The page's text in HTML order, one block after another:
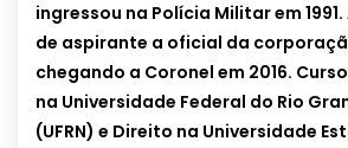
ingressou na Polícia Militar em
de aspirante a oficial da
chegando a Coronel em 2016.
na Universidade Federal do Rio
(UFRN) e Direito na Universidade